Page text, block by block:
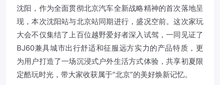
沈阳，作为全面贯彻北京汽车全新战略精神的首次落地呈
现，本次沈阳站与北京站同期进行，盛况空前。这次家玩
大会不仅集结了上百位越野爱好者深入试驾，一同见证了
BJ60兼具城市出行舒适和征服远方实力的产品特质，更
为用户打造了一场沉浸式户外生活方式体验，共享初夏限
定酷玩时光，带大家收获属于“北京”的美好焕新记忆。